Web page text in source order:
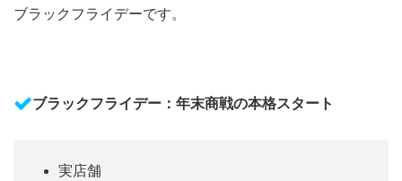
ブラックフライデーです。
ブラックフライデー：年末商戦の本格スタート
実店舗